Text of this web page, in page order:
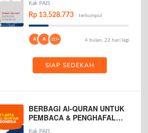
Kak PAIS
Rp 13.528.773 terkumpul
A A 117+ 4 bulan, 22 hari lagi
SIAP SEDEKAH
BERBAGI Al-QURAN UNTUK
PEMBACA & PENGHAFAL
AL-QURAN
Kak PAIS